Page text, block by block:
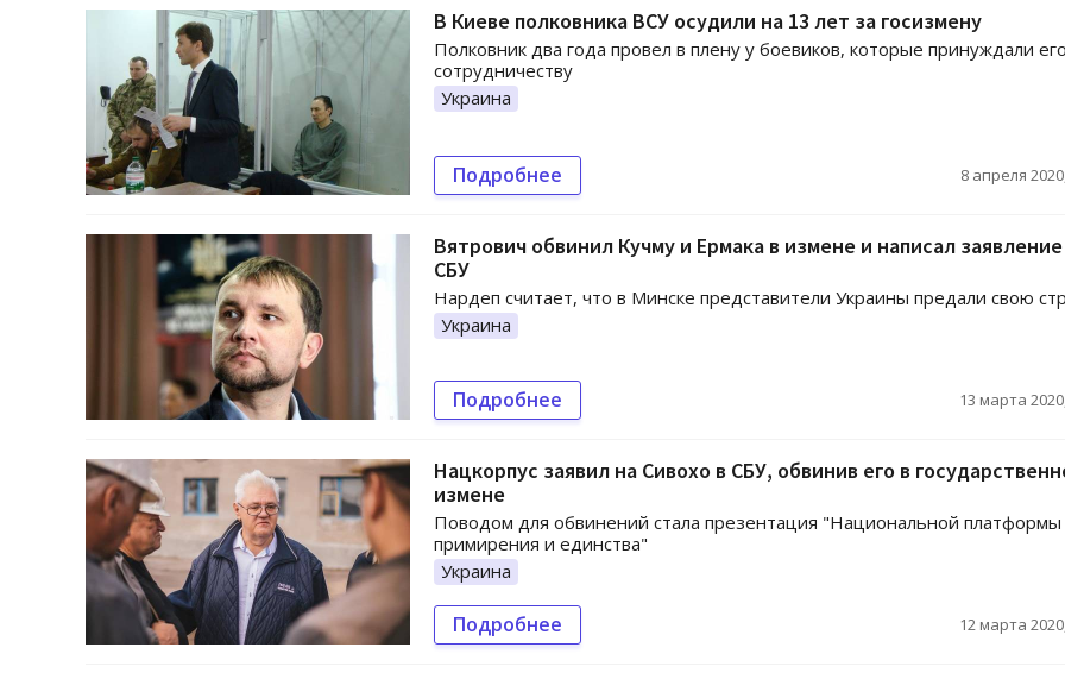
В Киеве полковника ВСУ осудили на 13 лет за госизмену
Полковник два года провел в плену у боевиков, которые принуждали
сотрудничеству
Украина
Подробнее 8 апреля
Вятрович обвинил Кучму и Ермака в измене и написал заявление
СБУ
Нардеп считает, что в Минске представители Украины предали свою
Украина
Подробнее 13 марта
Нацкорпус заявил на Сивохо в СБУ, обвинив его в
измене
Поводом для обвинений стала презентация "Национальной платформы
примирения и единства"
Украина
Подробнее 12 марта